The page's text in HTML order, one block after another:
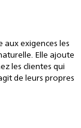
exigences les
Elle ajoute
les clientes qui
de leurs propres